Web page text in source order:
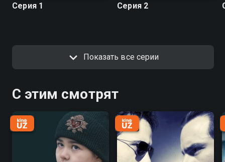
Серия 1 Серия 2
Показать все серии
С этим смотрят